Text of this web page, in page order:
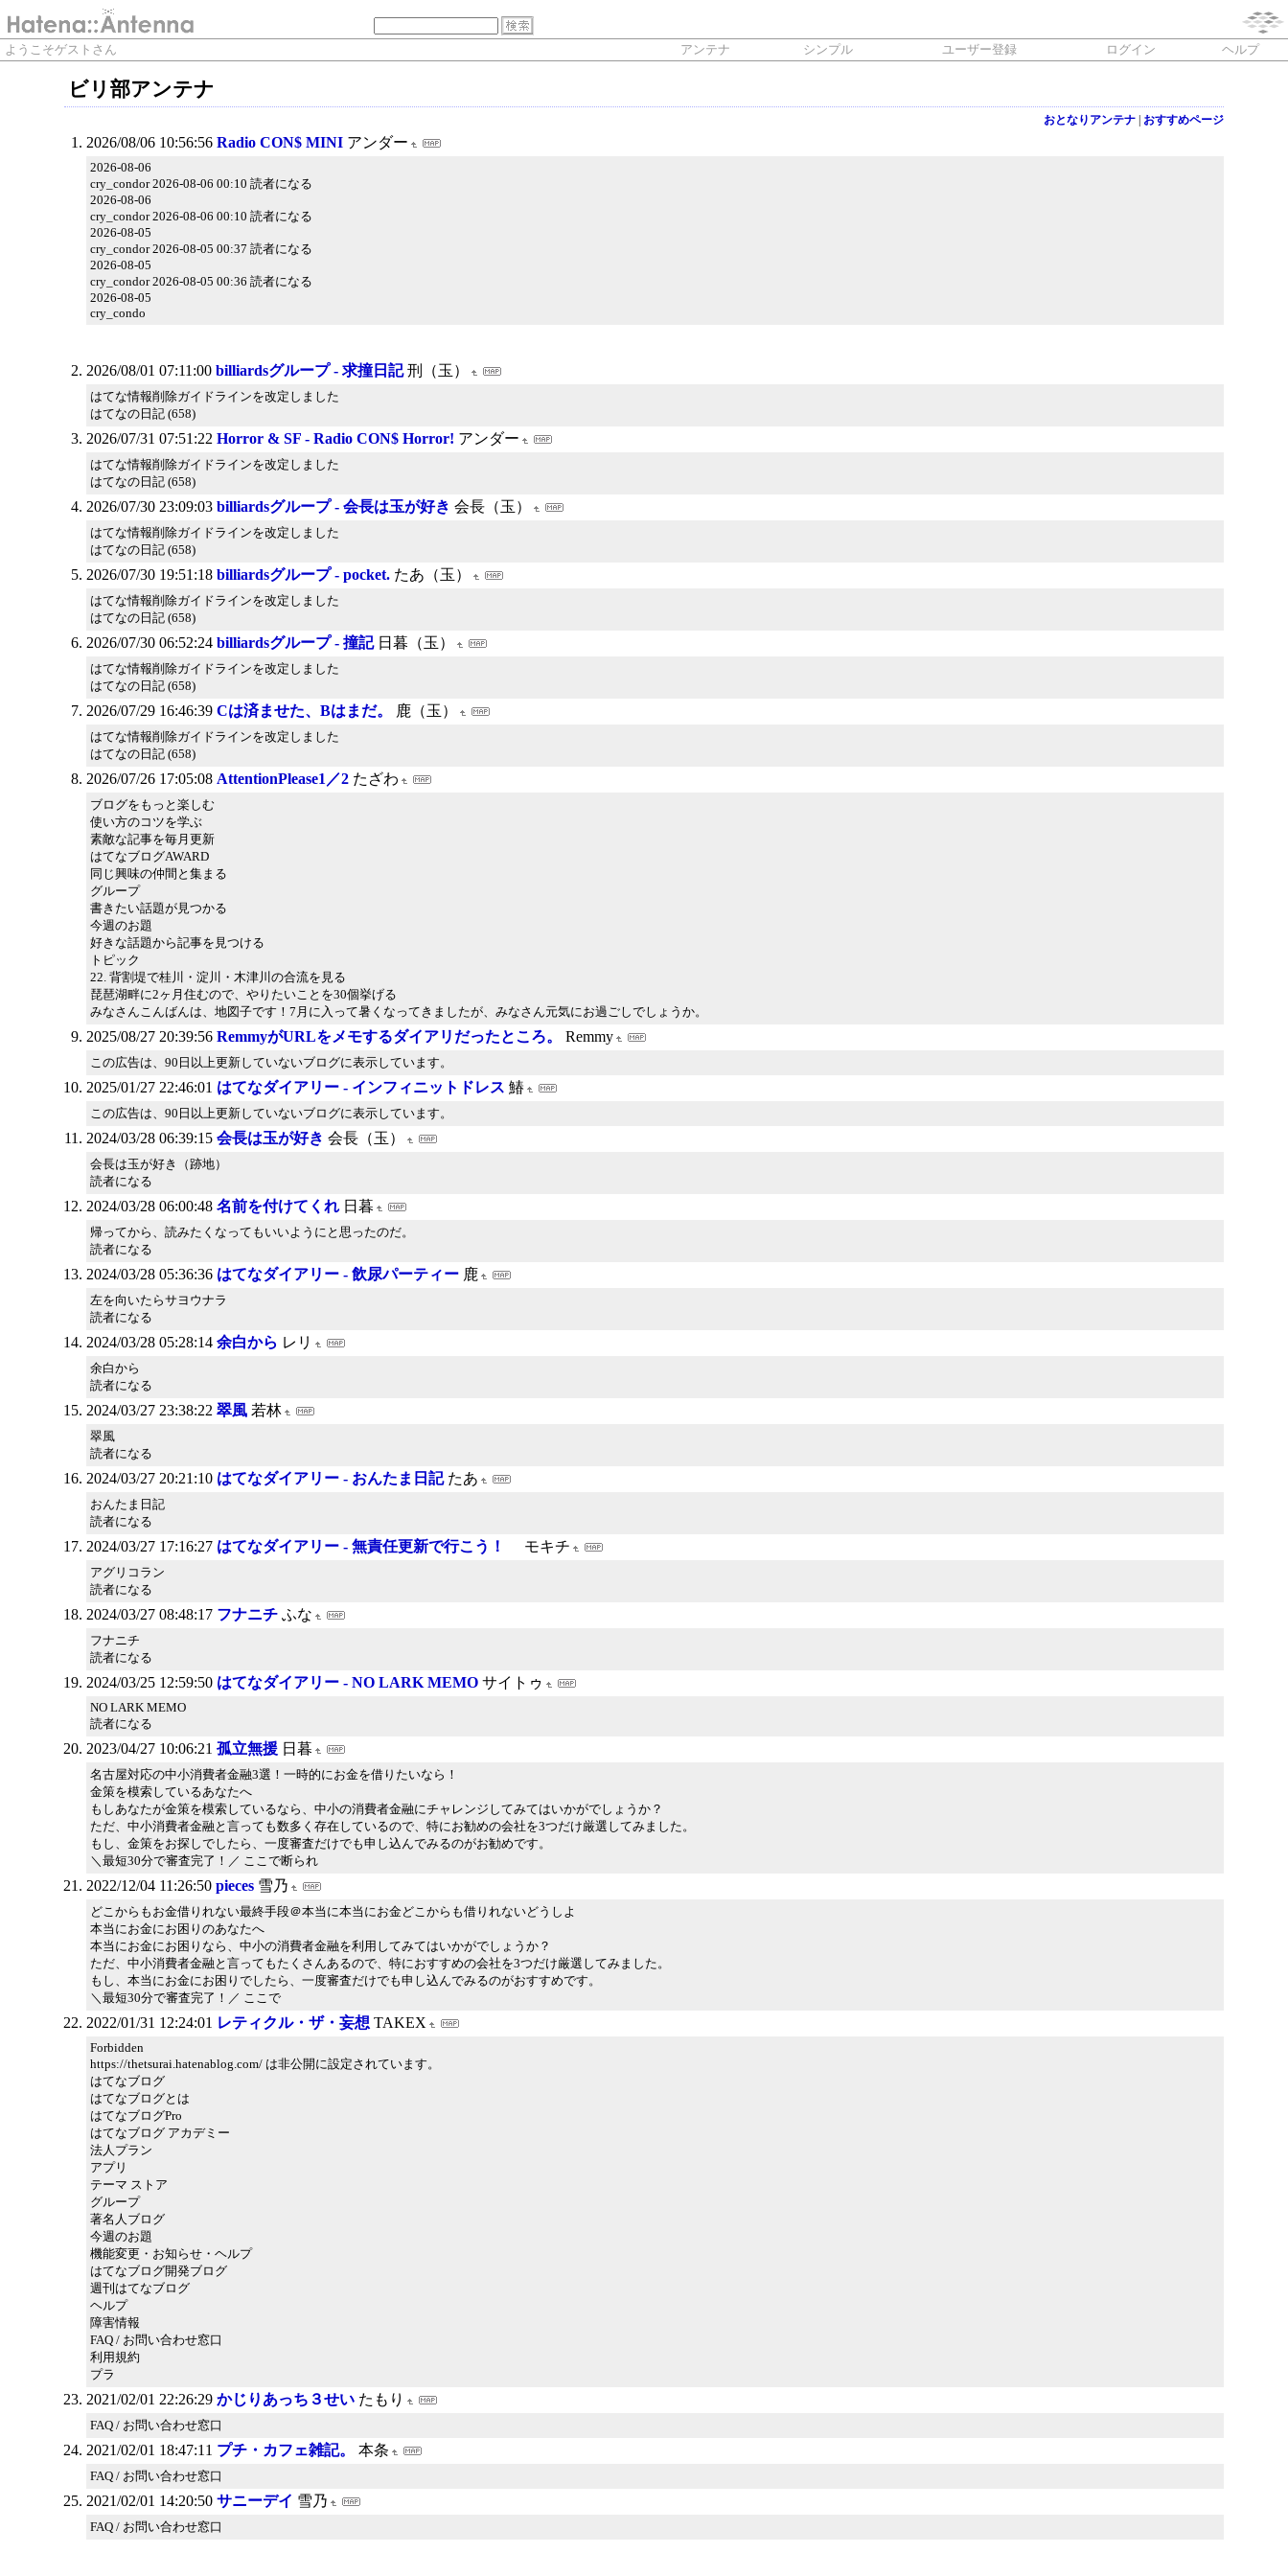
ようこそゲストさん アンテナ シンプル ユーザー登録 ログイン ヘルプ
ビリ部アンテナ
おとなりアンテナ| おすすめページ
2026/08/06 10:56:56 Radio CON$ MINI アンダー
2026-08-06
cry_condor 2026-08-06 00:10 読者になる
2026-08-06
cry_condor 2026-08-06 00:10 読者になる
2026-08-05
cry_condor 2026-08-05 00:37 読者になる
2026-08-05
cry_condor 2026-08-05 00:36 読者になる
2026-08-05
cry_condo
2026/08/01 07:11:00 billiardsグループ - 求撞日記 刑（玉）
はてな情報削除ガイドラインを改定しました
はてなの日記 (658)
2026/07/31 07:51:22 Horror & SF - Radio CON$ Horror! アンダー
はてな情報削除ガイドラインを改定しました
はてなの日記 (658)
2026/07/30 23:09:03 billiardsグループ - 会長は玉が好き 会長（玉）
はてな情報削除ガイドラインを改定しました
はてなの日記 (658)
2026/07/30 19:51:18 billiardsグループ - pocket. たあ（玉）
はてな情報削除ガイドラインを改定しました
はてなの日記 (658)
2026/07/30 06:52:24 billiardsグループ - 撞記 日暮（玉）
はてな情報削除ガイドラインを改定しました
はてなの日記 (658)
2026/07/29 16:46:39 Cは済ませた、Bはまだ。 鹿（玉）
はてな情報削除ガイドラインを改定しました
はてなの日記 (658)
2026/07/26 17:05:08 AttentionPlease1／2 たざわ
ブログをもっと楽しむ
使い方のコツを学ぶ
素敵な記事を毎月更新
はてなブログAWARD
同じ興味の仲間と集まる
グループ
書きたい話題が見つかる
今週のお題
好きな話題から記事を見つける
トピック
22. 背割堤で桂川・淀川・木津川の合流を見る
琵琶湖畔に2ヶ月住むので、やりたいことを30個挙げる
みなさんこんばんは、地図子です！7月に入って暑くなってきましたが、みなさん元気にお過ごしでしょうか。
2025/08/27 20:39:56 RemmyがURLをメモするダイアリだったところ。 Remmy
この広告は、90日以上更新していないブログに表示しています。
2025/01/27 22:46:01 はてなダイアリー - インフィニットドレス 鰆
この広告は、90日以上更新していないブログに表示しています。
2024/03/28 06:39:15 会長は玉が好き 会長（玉）
会長は玉が好き（跡地）
読者になる
2024/03/28 06:00:48 名前を付けてくれ 日暮
帰ってから、読みたくなってもいいようにと思ったのだ。
読者になる
2024/03/28 05:36:36 はてなダイアリー - 飲尿パーティー 鹿
左を向いたらサヨウナラ
読者になる
2024/03/28 05:28:14 余白から レリ
余白から
読者になる
2024/03/27 23:38:22 翠風 若林
翠風
読者になる
2024/03/27 20:21:10 はてなダイアリー - おんたま日記 たあ
おんたま日記
読者になる
2024/03/27 17:16:27 はてなダイアリー - 無責任更新で行こう！ モキチ
アグリコラン
読者になる
2024/03/27 08:48:17 フナニチ ふな
フナニチ
読者になる
2024/03/25 12:59:50 はてなダイアリー - NO LARK MEMO サイトゥ
NO LARK MEMO
読者になる
2023/04/27 10:06:21 孤立無援 日暮
名古屋対応の中小消費者金融3選！一時的にお金を借りたいなら！
金策を模索しているあなたへ
もしあなたが金策を模索しているなら、中小の消費者金融にチャレンジしてみてはいかがでしょうか？
ただ、中小消費者金融と言っても数多く存在しているので、特にお勧めの会社を3つだけ厳選してみました。
もし、金策をお探しでしたら、一度審査だけでも申し込んでみるのがお勧めです。
＼最短30分で審査完了！／ ここで断られ
2022/12/04 11:26:50 pieces 雪乃
どこからもお金借りれない最終手段＠本当に本当にお金どこからも借りれないどうしよ
本当にお金にお困りのあなたへ
本当にお金にお困りなら、中小の消費者金融を利用してみてはいかがでしょうか？
ただ、中小消費者金融と言ってもたくさんあるので、特におすすめの会社を3つだけ厳選してみました。
もし、本当にお金にお困りでしたら、一度審査だけでも申し込んでみるのがおすすめです。
＼最短30分で審査完了！／ ここで
2022/01/31 12:24:01 レティクル・ザ・妄想 TAKEX
Forbidden
https://thetsurai.hatenablog.com/ は非公開に設定されています。
はてなブログ
はてなブログとは
はてなブログPro
はてなブログ アカデミー
法人プラン
アプリ
テーマ ストア
グループ
著名人ブログ
今週のお題
機能変更・お知らせ・ヘルプ
はてなブログ開発ブログ
週刊はてなブログ
ヘルプ
障害情報
FAQ / お問い合わせ窓口
利用規約
プラ
2021/02/01 22:26:29 かじりあっち３せい たもり
FAQ / お問い合わせ窓口
2021/02/01 18:47:11 プチ・カフェ雑記。 本条
FAQ / お問い合わせ窓口
2021/02/01 14:20:50 サニーデイ 雪乃
FAQ / お問い合わせ窓口